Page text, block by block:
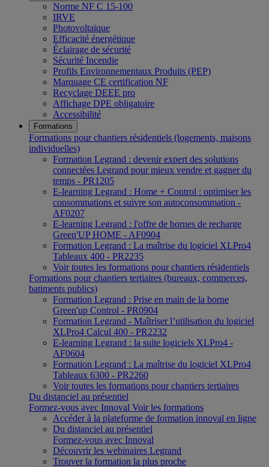
Norme NF C 15-100
IRVE
Photovoltaïque
Efficacité énergétique
Éclairage de sécurité
Sécurité Incendie
Profils Environnementaux Produits (PEP)
Marquage CE certification NF
Recyclage DEEE pro
Affichage DPE obligatoire
Accessibilité
Formations
Formations pour chantiers résidentiels (logements, maisons
individuelles)
Formation Legrand : devenir expert des solutions
connectées Legrand pour mieux vendre et gagner du
temps - PR1205
E-learning Legrand : Home + Control : optimiser les
consommations et suivre son autoconsommation -
AF0207
E-learning Legrand : l'offre de bornes de recharge
Green'UP HOME - AF0904
Formation Legrand : La maîtrise du logiciel XLPro4
Tableaux 400 - PR2235
Voir toutes les formations pour chantiers résidentiels
Formations pour chantiers tertiaires (bureaux, commerces,
batiments publics)
Formation Legrand : Prise en main de la borne
Green'up Control - PR0904
Formation Legrand - Maîtriser l’utilisation du logiciel
XLPro4 Calcul 400 - PR2232
E-learning Legrand : la suite logiciels XLPro4 -
AF0604
Formation Legrand : La maîtrise du logiciel XLPro4
Tableaux 6300 - PR2260
Voir toutes les formations pour chantiers tertiaires
Du distanciel au présentiel
Formez-vous avec Innoval Voir les formations
Accéder à la plateforme de formation innoval en ligne
Du distanciel au présentiel
Formez-vous avec Innoval
Découvrir les webinaires Legrand
Trouver la formation la plus proche